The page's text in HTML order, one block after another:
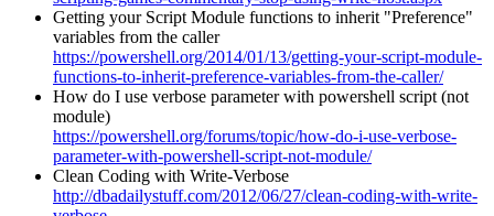
Getting your Script Module functions to inherit "Preference"
variables from the caller
https://powershell.org/2014/01/13/getting-your-script-module-
functions-to-inherit-preference-variables-from-the-caller/
How do I use verbose parameter with powershell script (not
module)
https://powershell.org/forums/topic/how-do-i-use-verbose-
parameter-with-powershell-script-not-module/
Clean Coding with Write-Verbose
http://dbadailystuff.com/2012/06/27/clean-coding-with-write-